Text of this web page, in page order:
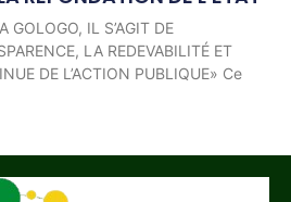
GOLOGO, IL S’AGIT DE
LA REDEVABILITÉ ET
DE L’ACTION PUBLIQUE» Ce